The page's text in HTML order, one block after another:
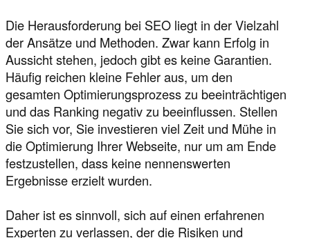
Die Herausforderung bei SEO liegt in der Vielzahl
der Ansätze und Methoden. Zwar kann Erfolg in
Aussicht stehen, jedoch gibt es keine Garantien.
Häufig reichen kleine Fehler aus, um den
gesamten Optimierungsprozess zu beeinträchtigen
und das Ranking negativ zu beeinflussen. Stellen
Sie sich vor, Sie investieren viel Zeit und Mühe in
die Optimierung Ihrer Webseite, nur um am Ende
festzustellen, dass keine nennenswerten
Ergebnisse erzielt wurden.
Daher ist es sinnvoll, sich auf einen erfahrenen
Experten zu verlassen, der die Risiken und